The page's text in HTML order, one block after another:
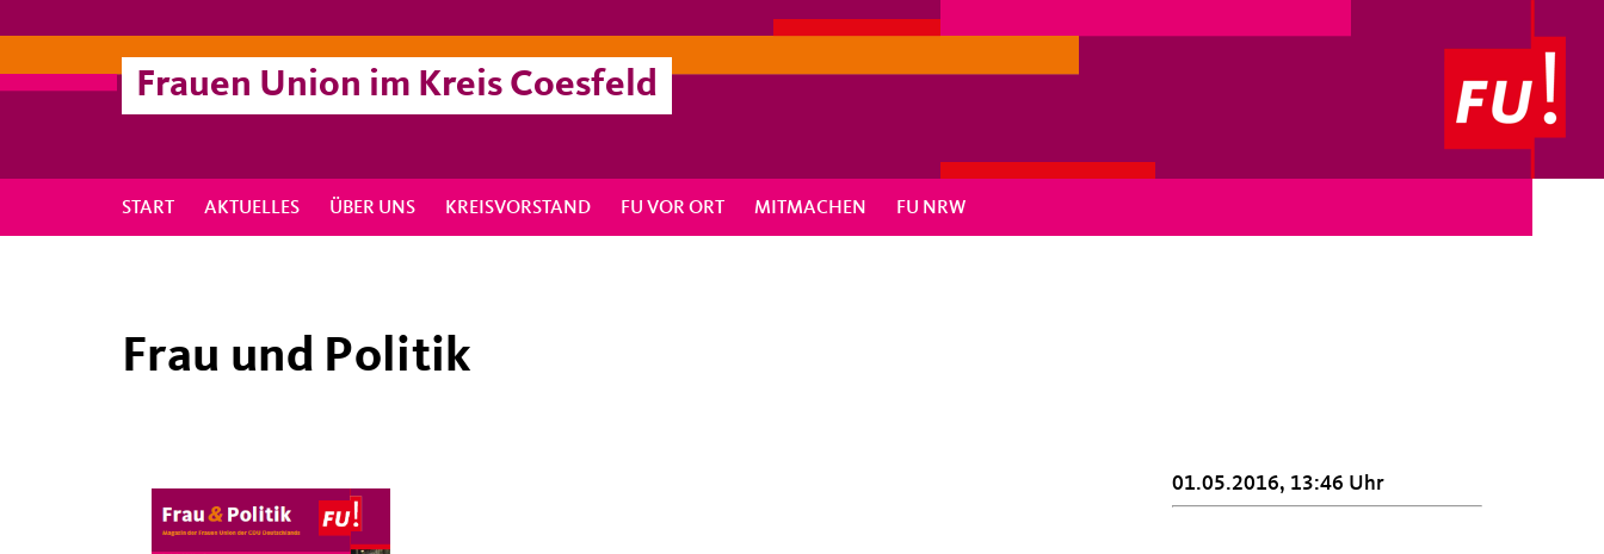
Frauen Union im Kreis Coesfeld
START AKTUELLES ÜBER UNS KREISVORSTAND FU VOR ORT MITMACHEN FU NRW
Frau und Politik
01.05.2016, 13:46 Uhr